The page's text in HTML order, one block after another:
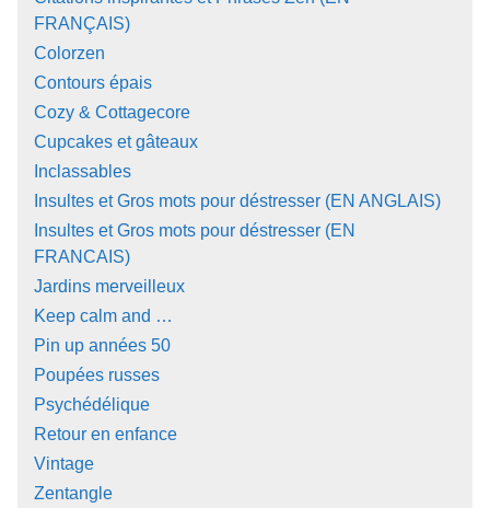
FRANÇAIS)
Colorzen
Contours épais
Cozy & Cottagecore
Cupcakes et gâteaux
Inclassables
Insultes et Gros mots pour déstresser (EN ANGLAIS)
Insultes et Gros mots pour déstresser (EN
FRANCAIS)
Jardins merveilleux
Keep calm and …
Pin up années 50
Poupées russes
Psychédélique
Retour en enfance
Vintage
Zentangle